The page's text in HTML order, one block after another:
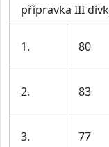
přípravka III
1. 80
2. 83
3. 77